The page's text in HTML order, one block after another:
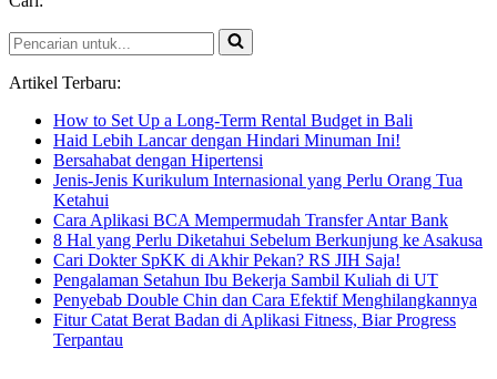
Pencarian
untuk...
Artikel Terbaru:
How to Set Up a Long-Term Rental Budget in Bali
Haid Lebih Lancar dengan Hindari Minuman Ini!
Bersahabat dengan Hipertensi
Jenis-Jenis Kurikulum Internasional yang Perlu Orang Tua
Ketahui
Cara Aplikasi BCA Mempermudah Transfer Antar Bank
8 Hal yang Perlu Diketahui Sebelum Berkunjung ke Asakusa
Cari Dokter SpKK di Akhir Pekan? RS JIH Saja!
Pengalaman Setahun Ibu Bekerja Sambil Kuliah di UT
Penyebab Double Chin dan Cara Efektif Menghilangkannya
Fitur Catat Berat Badan di Aplikasi Fitness, Biar Progress
Terpantau